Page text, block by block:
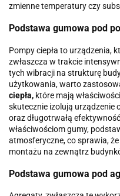
zmienne temperatury czy
Podstawa gumowa pod
Pompy ciepła to urządzenia,
zwłaszcza w trakcie
tych wibracji na strukturę
użytkowania, warto
ciepła, które mają
skutecznie izolują urządzenie
oraz długotrwałą
właściwościom gumy,
atmosferyczne, co sprawia,
montażu na zewnątrz
Podstawa gumowa pod